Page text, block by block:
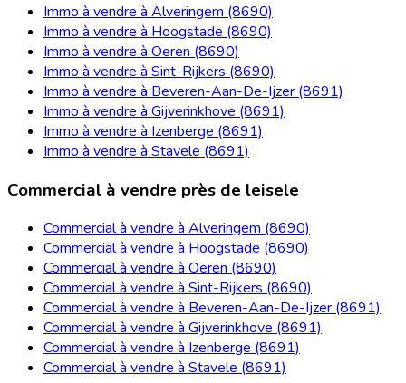
Immo à vendre à Alveringem (8690)
Immo à vendre à Hoogstade (8690)
Immo à vendre à Oeren (8690)
Immo à vendre à Sint-Rijkers (8690)
Immo à vendre à Beveren-Aan-De-Ijzer (8691)
Immo à vendre à Gijverinkhove (8691)
Immo à vendre à Izenberge (8691)
Immo à vendre à Stavele (8691)
Commercial à vendre près de leisele
Commercial à vendre à Alveringem (8690)
Commercial à vendre à Hoogstade (8690)
Commercial à vendre à Oeren (8690)
Commercial à vendre à Sint-Rijkers (8690)
Commercial à vendre à Beveren-Aan-De-Ijzer (8691)
Commercial à vendre à Gijverinkhove (8691)
Commercial à vendre à Izenberge (8691)
Commercial à vendre à Stavele (8691)